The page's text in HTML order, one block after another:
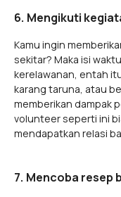
6. Mengikuti
Kamu ingin
sekitar? Maka isi
kerelawanan, entah
karang taruna, atau
memberikan dampak
volunteer seperti ini
mendapatkan relasi
7. Mencoba resep